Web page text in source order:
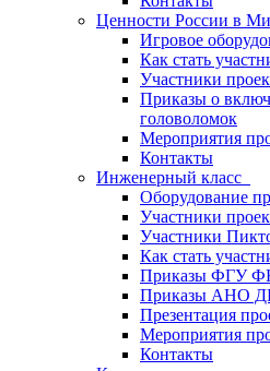
Ценности России в
Игровое
Как стать
Участники
Приказы о
головоломок
Мероприятия
Контакты
Инженерный класс
Оборудование
Участники
Участники
Как стать
Приказы ФГУ
Приказы АНО
Презентация
Мероприятия
Контакты